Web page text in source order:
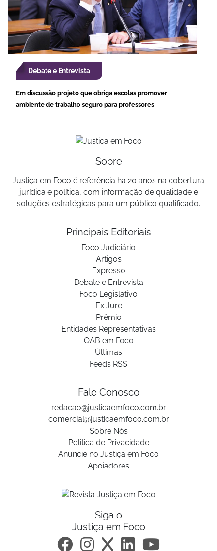
Debate e Entrevista
Em discussão projeto que obriga escolas promover
ambiente de trabalho seguro para professores
Sobre
Justiça em Foco é referência há 20 anos na cobertura
jurídica e política, com informação de qualidade e
soluções estratégicas para um público qualificado.
Principais Editoriais
Foco Judiciário
Artigos
Expresso
Debate e Entrevista
Foco Legislativo
Ex Jure
Prêmio
Entidades Representativas
OAB em Foco
Últimas
Feeds RSS
Fale Conosco
redacao@justicaemfoco.com.br
comercial@justicaemfoco.com.br
Sobre Nós
Politica de Privacidade
Anuncie no Justiça em Foco
Apoiadores
Siga o
Justiça em Foco